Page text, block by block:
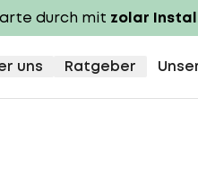
durch mit zolar
uns Ratgeber